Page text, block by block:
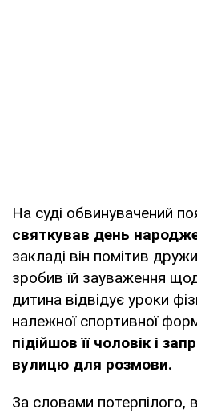
На суді обвинувачений
святкував день
закладі він помітив
зробив їй зауваження
дитина відвідує уроки
належної спортивної
підійшов її чоловік і
вулицю для розмови.
За словами потерпілого,